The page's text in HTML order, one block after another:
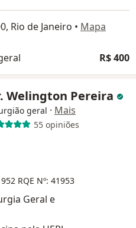
Rio de Janeiro • Mapa
R$ 400
Welington Pereira
geral · Mais
55 opiniões
RQE Nº: 41953
Geral e